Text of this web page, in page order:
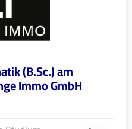
(B.Sc.) am
Immo GmbH